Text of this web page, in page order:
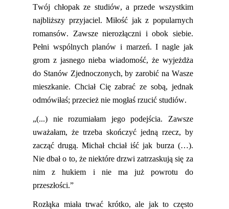
Twój chłopak ze studiów, a przede wszystkim
najbliższy przyjaciel. Miłość jak z popularnych
romansów. Zawsze nierozłączni i obok siebie.
Pełni wspólnych planów i marzeń. I nagle jak
grom z jasnego nieba wiadomość, że wyjeżdża
do Stanów Zjednoczonych, by zarobić na Wasze
mieszkanie. Chciał Cię zabrać ze sobą, jednak
odmówiłaś; przecież nie mogłaś rzucić studiów.
„(...) nie rozumiałam jego podejścia. Zawsze
uważałam, że trzeba skończyć jedną rzecz, by
zacząć drugą. Michał chciał iść jak burza (…).
Nie dbał o to, że niektóre drzwi zatrzaskują się za
nim z hukiem i nie ma już powrotu do
przeszłości.”
Rozłąka miała trwać krótko, ale jak to często